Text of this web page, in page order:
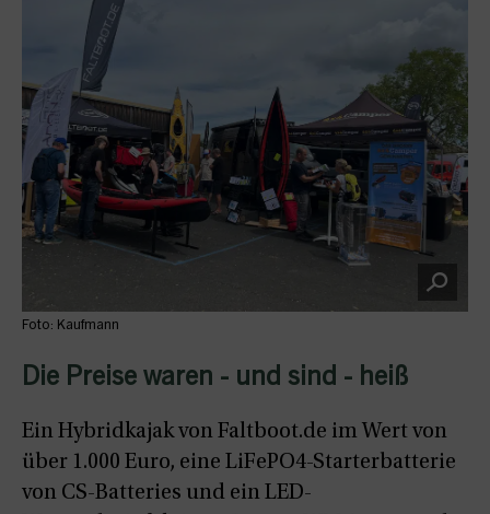
Foto: Kaufmann
Die Preise waren - und sind - heiß
Ein Hybridkajak von Faltboot.de im Wert von
über 1.000 Euro, eine LiFePO4-Starterbatterie
von CS-Batteries und ein LED-